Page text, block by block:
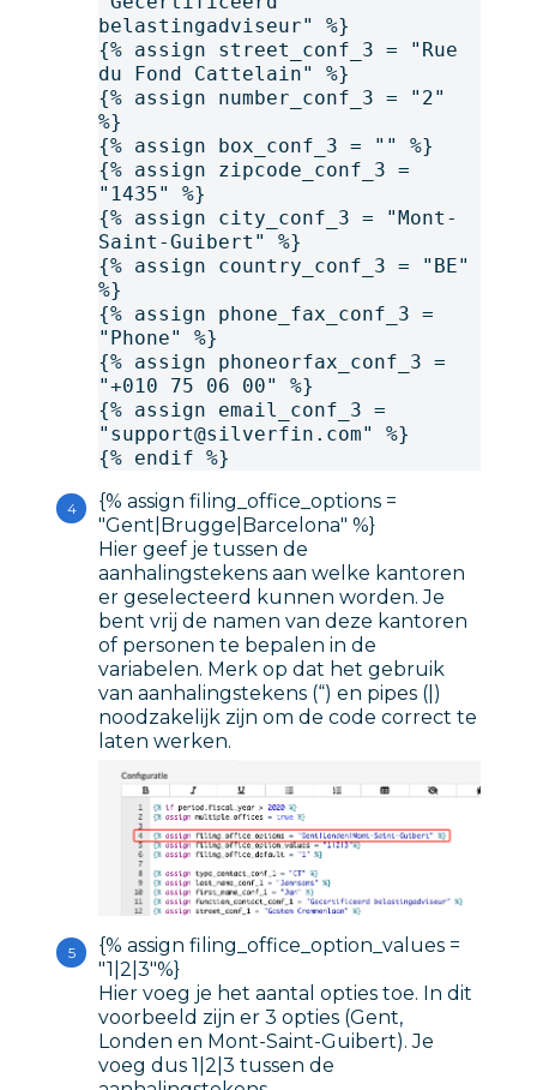
belastingadviseur" %}
{% assign street_conf_3 = "Rue
du Fond Cattelain" %}
{% assign number_conf_3 = "2"
%}
{% assign box_conf_3 = "" %}
{% assign zipcode_conf_3 =
"1435" %}
{% assign city_conf_3 = "Mont-
Saint-Guibert" %}
{% assign country_conf_3 = "BE"
%}
{% assign phone_fax_conf_3 =
"Phone" %}
{% assign phoneorfax_conf_3 =
"+010 75 06 00" %}
{% assign email_conf_3 =
"support@silverfin.com" %}
{% endif %}
{% assign filing_office_options =
"Gent|Brugge|Barcelona" %}
Hier geef je tussen de
aanhalingstekens aan welke kantoren
er geselecteerd kunnen worden. Je
bent vrij de namen van deze kantoren
of personen te bepalen in de
variabelen. Merk op dat het gebruik
van aanhalingstekens (“) en pipes (|)
noodzakelijk zijn om de code correct te
laten werken.
{% assign filing_office_option_values =
"1|2|3"%}
Hier voeg je het aantal opties toe. In dit
voorbeeld zijn er 3 opties (Gent,
Londen en Mont-Saint-Guibert). Je
voeg dus 1|2|3 tussen de